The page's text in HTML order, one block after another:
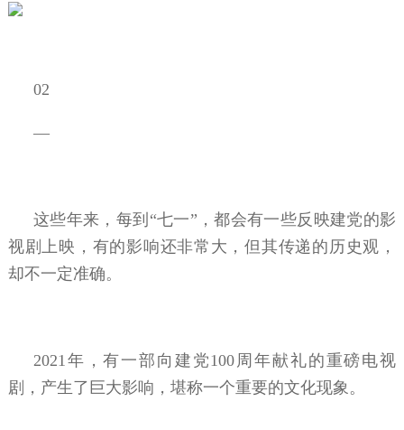
02
—
这些年来，每到“七一”，都会有一些反映建党的影
视剧上映，有的影响还非常大，但其传递的历史观，
却不一定准确。
2021年，有一部向建党100周年献礼的重磅电视
剧，产生了巨大影响，堪称一个重要的文化现象。